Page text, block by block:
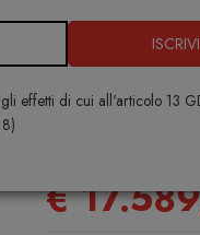
effetti di cui all'articolo 13
Memphis
Libreria
€